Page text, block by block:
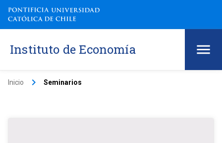
Instituto de Economía
Inicio keyboard_arrow_right Seminarios